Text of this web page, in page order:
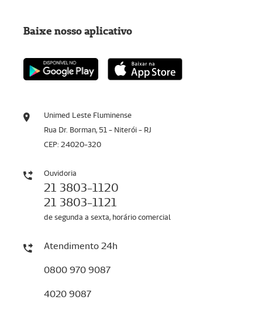
Unimed Leste Fluminense
Rua Dr. Borman, 51 - Niterói - RJ
CEP: 24020-320
Ouvidoria
21 3803-1120
21 3803-1121
de segunda a sexta, horário comercial
Atendimento 24h
0800 970 9087
4020 9087
Baixe nosso aplicativo